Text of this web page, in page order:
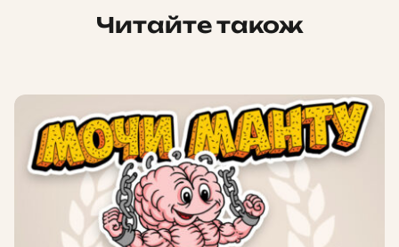
Читайте також